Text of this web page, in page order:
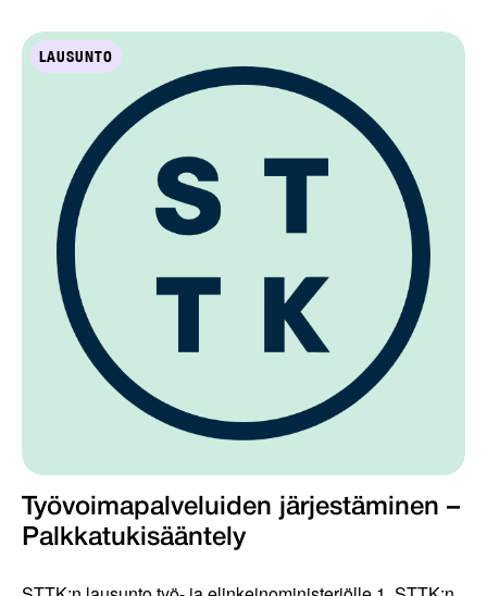
LAUSUNTO
Työvoimapalveluiden järjestäminen –
Palkkatukisääntely